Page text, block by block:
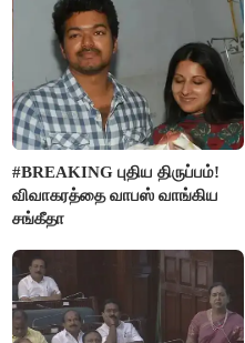
#BREAKING புதிய திருப்பம்!
விவாகரத்தை வாபஸ் வாங்கிய
சங்கீதா